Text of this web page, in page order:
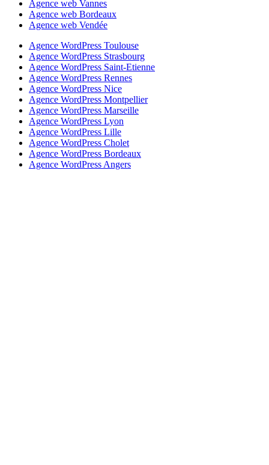
Agence web Vannes
Agence web Bordeaux
Agence web Vendée
Agence WordPress Toulouse
Agence WordPress Strasbourg
Agence WordPress Saint-Etienne
Agence WordPress Rennes
Agence WordPress Nice
Agence WordPress Montpellier
Agence WordPress Marseille
Agence WordPress Lyon
Agence WordPress Lille
Agence WordPress Cholet
Agence WordPress Bordeaux
Agence WordPress Angers